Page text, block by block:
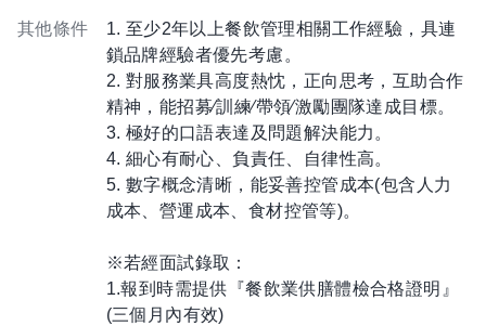
其他條件
1. 至少2年以上餐飲管理相關工作經驗，具連
鎖品牌經驗者優先考慮。
2. 對服務業具高度熱忱，正向思考，互助合作
精神，能招募∕訓練∕帶領∕激勵團隊達成目標。
3. 極好的口語表達及問題解決能力。
4. 細心有耐心、負責任、自律性高。
5. 數字概念清晰，能妥善控管成本(包含人力
成本、營運成本、食材控管等)。
※若經面試錄取：
1.報到時需提供『餐飲業供膳體檢合格證明』
(三個月內有效)